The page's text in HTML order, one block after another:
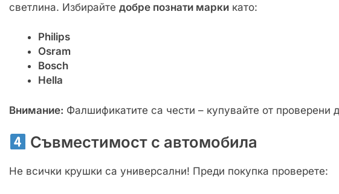
светлина. Избирайте добре познати маркикато:
Philips
Osram
Bosch
Hella
Внимание: Фалшификатите са чести – купувайте от проверени
Съвместимост с автомобила
Не всички крушки са универсални! Преди покупка проверете: